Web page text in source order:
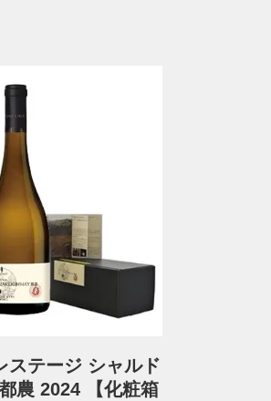
ステージ シャルド
農 2024 【化粧箱